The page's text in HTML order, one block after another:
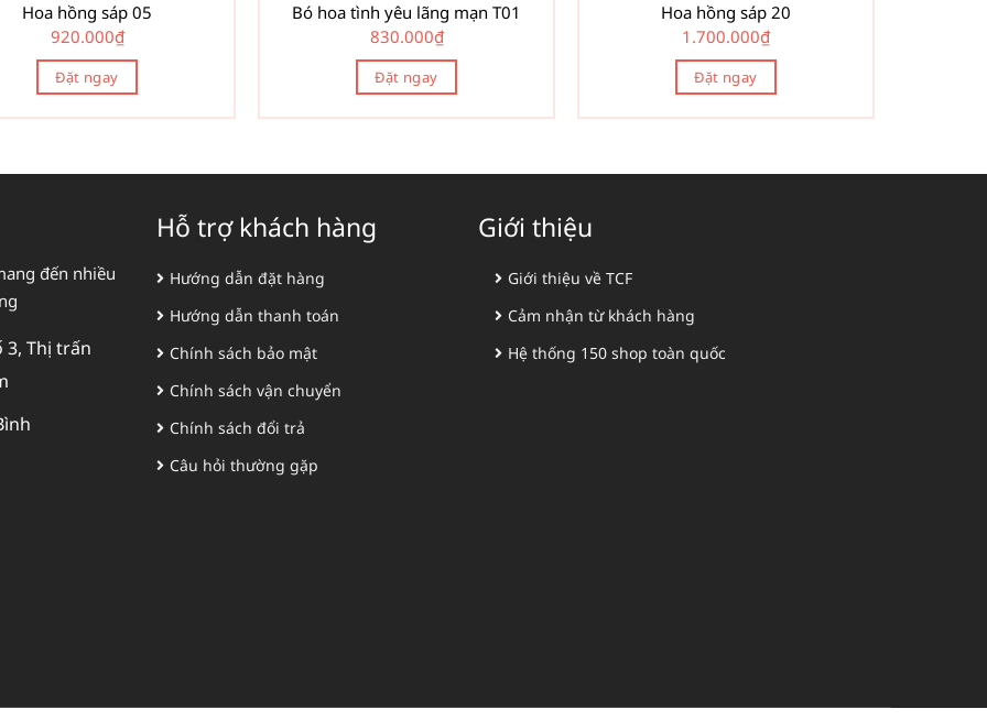
Hoa hồng sáp 05
920.000₫
Đặt ngay
Bó hoa tình yêu lãng mạn T01
830.000₫
Đặt ngay
Hoa hồng sáp 20
1.700.000₫
Đặt ngay
đến nhiều
3, Thị trấn
Hỗ trợ khách hàng
Hướng dẫn đặt hàng
Hướng dẫn thanh toán
Chính sách bảo mật
Chính sách vận chuyển
Chính sách đổi trả
Câu hỏi thường gặp
Giới thiệu
Giới thiệu về TCF
Cảm nhận từ khách hàng
Hệ thống 150 shop toàn quốc